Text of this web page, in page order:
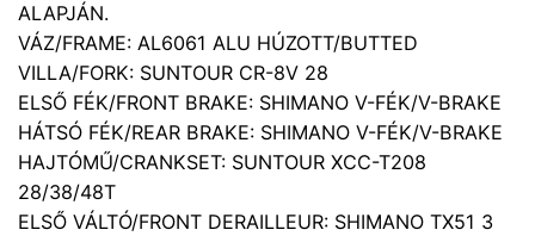
ALAPJÁN.
VÁZ/FRAME: AL6061 ALU HÚZOTT/BUTTED
VILLA/FORK: SUNTOUR CR-8V 28
ELSŐ FÉK/FRONT BRAKE: SHIMANO V-FÉK/V-BRAKE
HÁTSÓ FÉK/REAR BRAKE: SHIMANO V-FÉK/V-BRAKE
HAJTÓMŰ/CRANKSET: SUNTOUR XCC-T208
28/38/48T
ELSŐ VÁLTÓ/FRONT DERAILLEUR: SHIMANO TX51 3